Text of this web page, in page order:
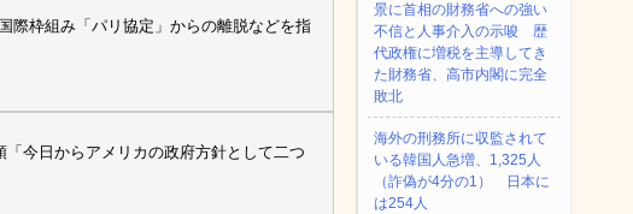
際枠組み「パリ協定」からの離脱などを指
「今日からアメリカの政府方針として二つ
景に首相の財務省への強い
不信と人事介入の示唆 歴
代政権に増税を主導してき
た財務省、高市内閣に完全
敗北
海外の刑務所に収監されて
いる韓国人急増、1,325人
（詐偽が4分の1） 日本に
は254人